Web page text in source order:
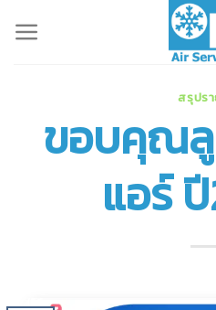
สรุปร
ขอบคุณลู
แอร์